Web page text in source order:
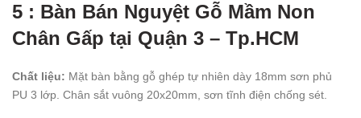
5 : Bàn Bán Nguyệt Gỗ Mầm Non
Chân Gấp tại Quận 3 – Tp.HCM
Chất liệu: Mặt bàn bằng gỗ ghép tự nhiên dày 18mm sơn phủ
PU 3 lớp. Chân sắt vuông 20x20mm, sơn tĩnh điện chống sét.